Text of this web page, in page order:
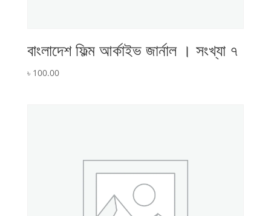
বাংলাদেশ ফিল্ম আর্কাইভ জার্নাল । সংখ্যা ৭
৳ 100.00